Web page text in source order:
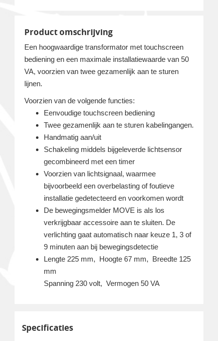
Product omschrijving
Een hoogwaardige transformator met touchscreen
bediening en een maximale installatiewaarde van 50
VA, voorzien van twee gezamenlijk aan te sturen
lijnen.
Voorzien van de volgende functies:
Eenvoudige touchscreen bediening
Twee gezamenlijk aan te sturen kabelingangen.
Handmatig aan/uit
Schakeling middels bijgeleverde lichtsensor
gecombineerd met een timer
Voorzien van lichtsignaal, waarmee
bijvoorbeeld een overbelasting of foutieve
installatie gedetecteerd en voorkomen wordt
De bewegingsmelder MOVE is als los
verkrijgbaar accessoire aan te sluiten. De
verlichting gaat automatisch naar keuze 1, 3 of
9 minuten aan bij bewegingsdetectie
Lengte 225 mm, Hoogte 67 mm, Breedte 125
mm
Spanning 230 volt, Vermogen 50 VA
Specificaties